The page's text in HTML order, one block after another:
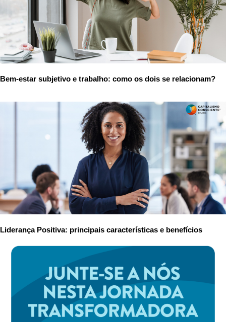
Bem-estar subjetivo e trabalho: como os dois se relacionam?
Liderança Positiva: principais características e benefícios